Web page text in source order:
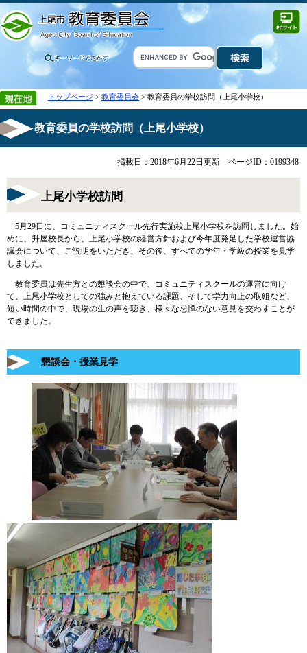
トップページ > 教育委員会 > 教育委員の学校訪問（上尾小学校）
教育委員の学校訪問（上尾小学校）
掲載日：2018年6月22日更新 ページID：0199348
上尾小学校訪問
5月29日に、コミュニティスクール先行実施校上尾小学校を訪問しました。始
めに、升屋校長から、上尾小学校の経営方針および今年度発足した学校運営協
議会について、ご説明をいただき、その後、すべての学年・学級の授業を見学
しました。
教育委員は先生方との懇談会の中で、コミュニティスクールの運営に向け
て、上尾小学校としての強みと抱えている課題、そして学力向上の取組など、
短い時間の中で、現場の生の声を聴き、様々な忌憚のない意見を交わすことが
できました。
懇談会・授業見学